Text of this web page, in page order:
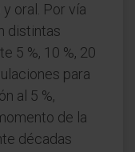
oral. Por vía
distintas
5 %, 10 %, 20
para
al 5 %,
de la
décadas